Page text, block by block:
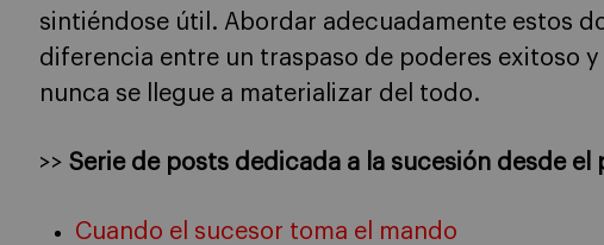
sintiéndose útil. Abordar adecuadamente estos
diferencia entre un traspaso de poderes exitoso
nunca se llegue a materializar del todo.
>> Serie de posts dedicada a la sucesión desde
Cuando el sucesor toma el mando